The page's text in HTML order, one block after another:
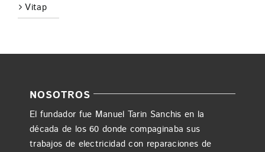
Vitap
NOSOTROS
El fundador fue Manuel Tarin Sanchis en la
década de los 60 donde compaginaba sus
trabajos de electricidad con reparaciones de